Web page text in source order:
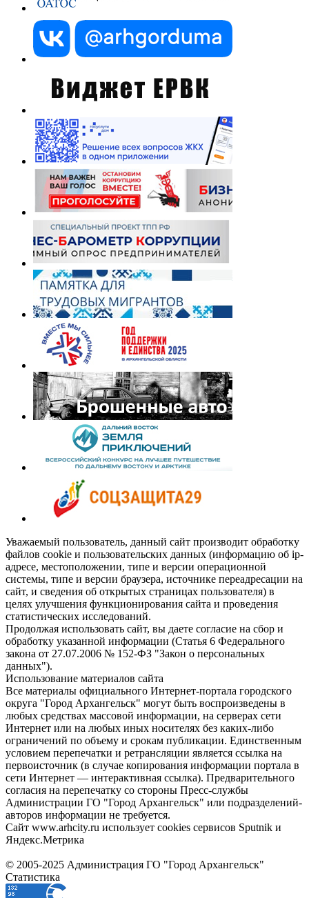
Уважаемый пользователь, данный сайт производит обработку
файлов cookie и пользовательских данных (информацию об ip-
адресе, местоположении, типе и версии операционной
системы, типе и версии браузера, источнике переадресации на
сайт, и сведения об открытых страницах пользователя) в
целях улучшения функционирования сайта и проведения
статистических исследований.
Продолжая использовать сайт, вы даете согласие на сбор и
обработку указанной информации (Статья 6 Федерального
закона от 27.07.2006 № 152-ФЗ "Закон о персональных
данных").
Использование материалов сайта
Все материалы официального Интернет-портала городского
округа "Город Архангельск" могут быть воспроизведены в
любых средствах массовой информации, на серверах сети
Интернет или на любых иных носителях без каких-либо
ограничений по объему и срокам публикации. Единственным
условием перепечатки и ретрансляции является ссылка на
первоисточник (в случае копирования информации портала в
сети Интернет — интерактивная ссылка). Предварительного
согласия на перепечатку со стороны Пресс-службы
Администрации ГО "Город Архангельск" или подразделений-
авторов информации не требуется.
Сайт www.arhcity.ru использует cookies сервисов Sputnik и
Яндекс.Метрика
© 2005-2025 Администрация ГО "Город Архангельск"
Статистика